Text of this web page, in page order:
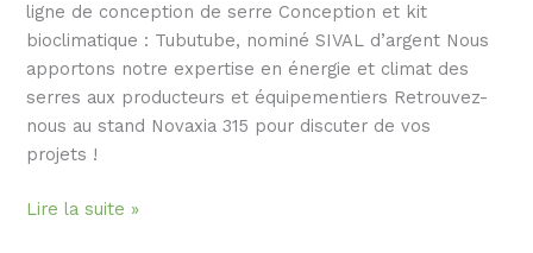
ligne de conception de serre Conception et kit
bioclimatique : Tubutube, nominé SIVAL d’argent Nous
apportons notre expertise en énergie et climat des
serres aux producteurs et équipementiers Retrouvez-
nous au stand Novaxia 315 pour discuter de vos
projets !
Lire la suite »